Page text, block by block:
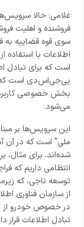
غلامی: حالا
فروشنده و اهلیت
سوی قوه قضاییه به
اطلاعات با استفاده
است که برای تبادل
پی‌جی‌اس‌دی است که
بخش خصوصی کاربرد
می‌شود.
این سرویس‌ها بر
ملی" است که در آن
شده‌اند. برای مثال،
انتظامی داریم که
توسعه ناجی، که
از سازمان فناوری
در خصوص خودرو از
تبادل اطلاعات قرار